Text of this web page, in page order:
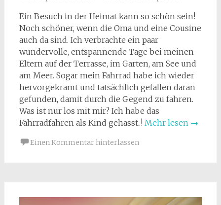
Ein Besuch in der Heimat kann so schön sein!
Noch schöner, wenn die Oma und eine Cousine
auch da sind. Ich verbrachte ein paar
wundervolle, entspannende Tage bei meinen
Eltern auf der Terrasse, im Garten, am See und
am Meer. Sogar mein Fahrrad habe ich wieder
hervorgekramt und tatsächlich gefallen daran
gefunden, damit durch die Gegend zu fahren.
Was ist nur los mit mir? Ich habe das
Fahrradfahren als Kind gehasst..! Mehr lesen →
Einen Kommentar hinterlassen